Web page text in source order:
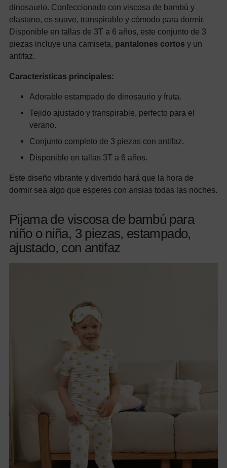
dinosaurio. Confeccionado con viscosa de bambú y
elastano, es suave, transpirable y cómodo para dormir.
Disponible en tallas de 3T a 6 años, este conjunto de 3
piezas incluye una camiseta, pantalones cortos y un
antifaz.
Características principales:
Adorable estampado de dinosaurio y fruta.
Tejido ajustado y transpirable, perfecto para el
verano.
Conjunto completo de 3 piezas con antifaz.
Disponible en tallas 3T a 6 años.
Este diseño vibrante y divertido hará que la hora de
dormir sea algo que esperes con ansias todas las noches.
Pijama de viscosa de bambú para
niño o niña, 3 piezas, estampado,
ajustado, con antifaz